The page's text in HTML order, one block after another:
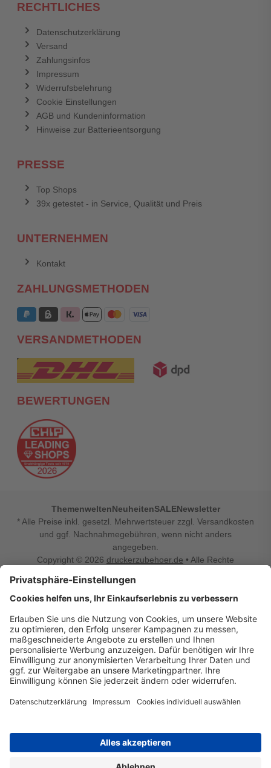
RECHTLICHES
Datenschutzerklärung
Versand
Zahlungsinfos
Impressum
Widerrufsbelehrung
Cookie Einstellungen
AGB und Kundeninformation
Hinweise zur Batterieentsorgung
PRESSE
Top Shops
39x getestet - in Service, Qualität und Preis
UNTERNEHMEN
Kontakt
ZAHLUNGSMETHODEN
VERSANDMETHODEN
BEWERTUNGEN
ThemenweltenNeuheitenSALENewsletter
* Alle Preise inkl. gesetzl. Mehrwertsteuer zzgl. Versandkosten
und ggf. Nachnahmegebühren, wenn nicht anders
angegeben.
Copyright © 2026 druckerzubehoer.de • Alle Rechte
Vertrag widerrufen
Druckerzubehoer.de – preiswerte Qualität für Ihr Office
Sie sind auf der Suche nach dem passenden Druckerzubehör
oder Zubehör für das Büro, den Computer oder Ihr
Smartphone? Dann sind Sie bei Druckerzubehoer.de genau
richtig! Unser breites Sortiment bietet unter anderem Tinte
und Toner für alle gängigen Druckermodelle – großer sowie
kleiner Hersteller. Zugleich sind wir Ihr Online Fachhandel für
einrichten, die Werkstatt ausstatten oder den Alltag mit
was Ihren Arbeitsplatz noch komfortabler macht, finden Sie
bei uns auch Bastelspaß, Schulbedarf, Beleuchtung,